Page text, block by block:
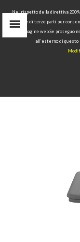
Nel rispetto della direttiva
tecnici e di terze parti per
delle pagine web.Se proseguo
all’esterno di questo